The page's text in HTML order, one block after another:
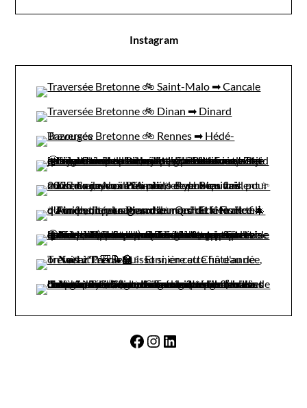
Instagram
Facebook
Instagram
LinkedIn